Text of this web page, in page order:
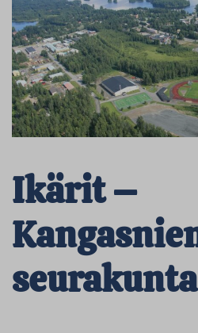
Ikärit –
seurakunta